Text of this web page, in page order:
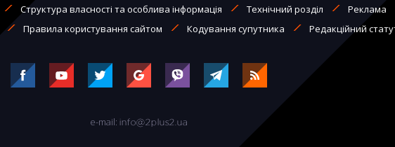
Структура власності та особлива інформація Технічний розділ
Реклама
Правила користування сайтом Кодування супутника Редакційний
e-mail: